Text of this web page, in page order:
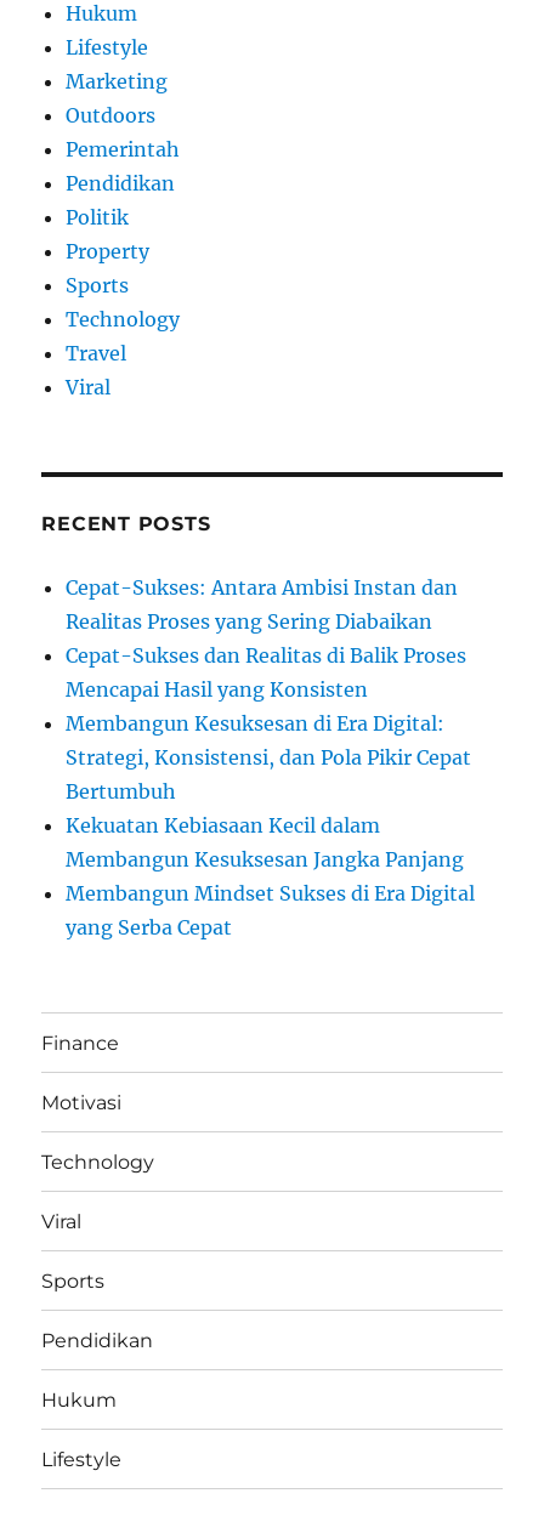
Hukum
Lifestyle
Marketing
Outdoors
Pemerintah
Pendidikan
Politik
Property
Sports
Technology
Travel
Viral
RECENT POSTS
Cepat-Sukses: Antara Ambisi Instan dan
Realitas Proses yang Sering Diabaikan
Cepat-Sukses dan Realitas di Balik Proses
Mencapai Hasil yang Konsisten
Membangun Kesuksesan di Era Digital:
Strategi, Konsistensi, dan Pola Pikir Cepat
Bertumbuh
Kekuatan Kebiasaan Kecil dalam
Membangun Kesuksesan Jangka Panjang
Membangun Mindset Sukses di Era Digital
yang Serba Cepat
Finance
Motivasi
Technology
Viral
Sports
Pendidikan
Hukum
Lifestyle